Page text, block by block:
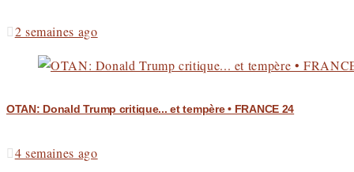
2 semaines ago
OTAN: Donald Trump critique... et tempère • FRANCE 24
4 semaines ago